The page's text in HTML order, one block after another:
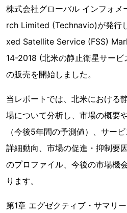
株式会社グローバル インフォ
rch Limited (Technavio)が発行
xed Satellite Service (FSS)
14-2018 (北米の静止衛星サービ
の販売を開始しました。
当レポートでは、北米における
場について分析し、市場の概要
（今後5年間の予測値）、サー
詳細動向、市場の促進・抑制要
のプロファイル、今後の市場機
ります。
第1章 エグゼクティブ・サマリー